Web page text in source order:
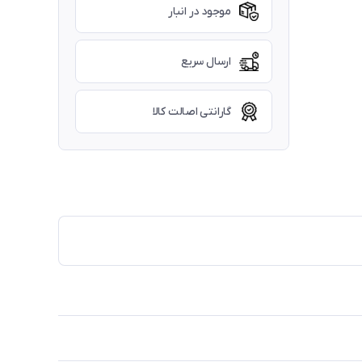
موجود در انبار
ارسال سریع
گارانتی اصالت کالا